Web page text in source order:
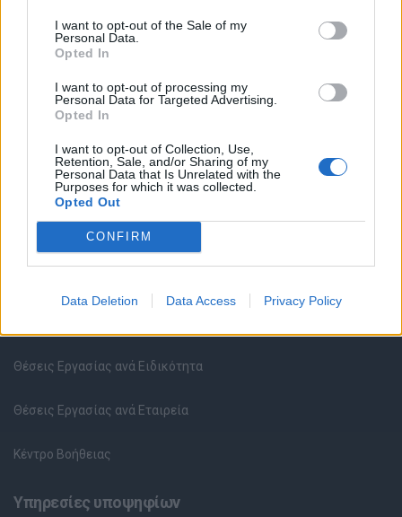
I want to opt-out of the Sale of my
Personal Data.
Opted In
I want to opt-out of processing my
Personal Data for Targeted Advertising.
Opted In
I want to opt-out of Collection, Use,
Retention, Sale, and/or Sharing of my
Personal Data that Is Unrelated with the
Purposes for which it was collected.
Opted Out
CONFIRM
Data Deletion Data Access Privacy Policy
Θέσεις Εργασίας ανά Ειδικότητα
Θέσεις Εργασίας ανά Εταιρεία
Κέντρο Βοήθειας
Υπηρεσίες υποψηφίων